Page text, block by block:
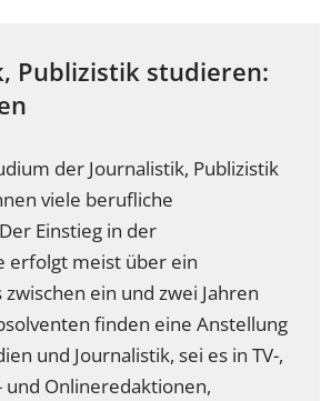
Publizistik studieren:
der Journalistik, Publizistik
viele berufliche
Einstieg in der
erfolgt meist über ein
ein und zwei Jahren
finden eine Anstellung
und Journalistik, sei es in TV-,
und Onlineredaktionen,